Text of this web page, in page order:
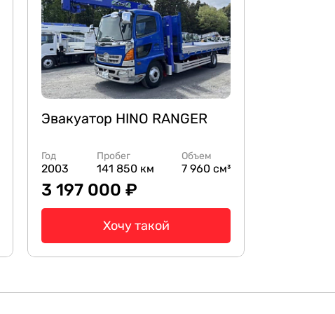
Эвакуатор HINO RANGER
Год
2003
Пробег
141 850 км
Объем
7 960 см³
3 197 000 ₽
Хочу такой